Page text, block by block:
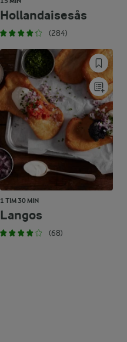
Hollandaisesås
(284)
1 TIM 30 MIN
Langos
(68)